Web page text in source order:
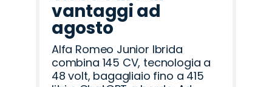
vantaggi ad
agosto
Alfa Romeo Junior Ibrida
combina 145 CV, tecnologia a
48 volt, bagagliaio fino a 415